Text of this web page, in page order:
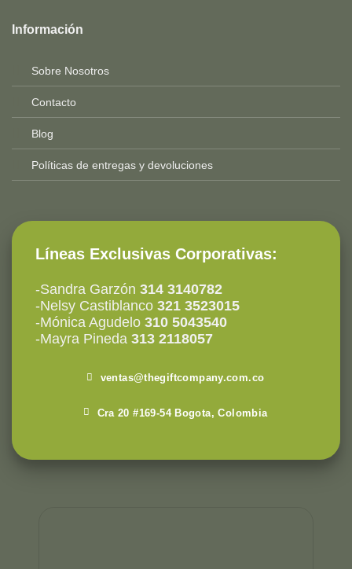
2025-
Información
Sobre Nosotros
Contacto
Blog
Políticas de entregas y devoluciones
Líneas Exclusivas Corporativas:
-Sandra Garzón 314 3140782
-Nelsy Castiblanco 321 3523015
-Mónica Agudelo 310 5043540
-Mayra Pineda 313 2118057
ventas@thegiftcompany.com.co
Cra 20 #169-54 Bogota, Colombia